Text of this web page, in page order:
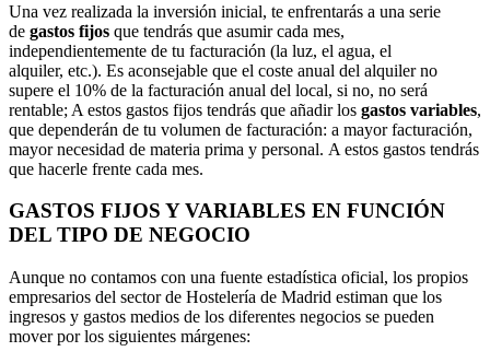
Una vez realizada la inversión inicial, te enfrentarás a una serie
de gastos fijos que tendrás que asumir cada mes,
independientemente de tu facturación (la luz, el agua, el
alquiler, etc.). Es aconsejable que el coste anual del alquiler no
supere el 10% de la facturación anual del local, si no, no será
rentable; A estos gastos fijos tendrás que añadir los gastos variables,
que dependerán de tu volumen de facturación: a mayor facturación,
mayor necesidad de materia prima y personal. A estos gastos tendrás
que hacerle frente cada mes.
GASTOS FIJOS Y VARIABLES EN FUNCIÓN
DEL TIPO DE NEGOCIO
Aunque no contamos con una fuente estadística oficial, los propios
empresarios del sector de Hostelería de Madrid estiman que los
ingresos y gastos medios de los diferentes negocios se pueden
mover por los siguientes márgenes: